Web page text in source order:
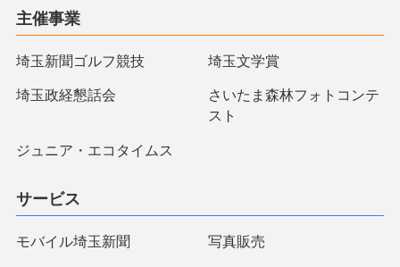
主催事業
埼玉新聞ゴルフ競技 埼玉文学賞
埼玉政経懇話会
さいたま森林フォトコンテ
スト
ジュニア・エコタイムス
サービス
モバイル埼玉新聞 写真販売